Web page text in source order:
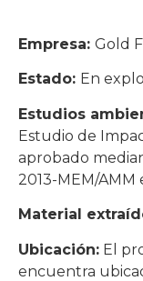
Empresa: Gold
Estado: En
Estudios
Estudio de
aprobado
2013-MEM/AMM
Material
Ubicación: El
encuentra